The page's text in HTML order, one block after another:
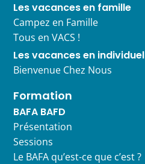
Les vacances en famille
Campez en Famille
Tous en VACS !
Les vacances en individuel
Bienvenue Chez Nous
Formation
BAFA BAFD
Présentation
Sessions
Le BAFA qu’est-ce que c’est ?